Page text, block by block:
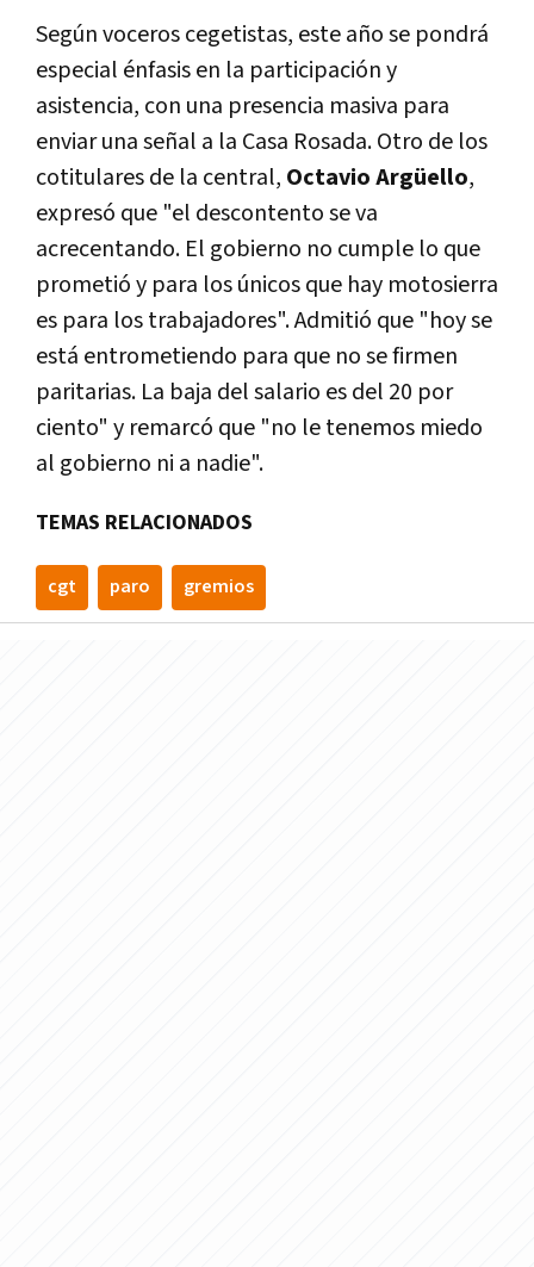
Según voceros cegetistas, este año se pondrá
especial énfasis en la participación y
asistencia, con una presencia masiva para
enviar una señal a la Casa Rosada. Otro de los
cotitulares de la central, Octavio Argüello,
expresó que "el descontento se va
acrecentando. El gobierno no cumple lo que
prometió y para los únicos que hay motosierra
es para los trabajadores". Admitió que "hoy se
está entrometiendo para que no se firmen
paritarias. La baja del salario es del 20 por
ciento" y remarcó que "no le tenemos miedo
al gobierno ni a nadie".
TEMAS RELACIONADOS
cgt paro gremios